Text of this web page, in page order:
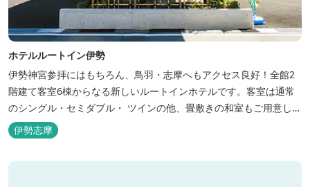
ホテルルートイン伊勢
伊勢神宮参拝にはもちろん、鳥羽・志摩へもアクセス良好！全館2
階建て客室6棟からなる新しいルートインホテルです。客室は通常
のシングル・セミダブル・ ツインの他、畳敷きの和室もご用意して
おります。 （和室はベッドが設置されています）靴を脱いでお部屋
でおくつろぎください。 また、朝食バイキング無料サービス（営業
伊勢志摩